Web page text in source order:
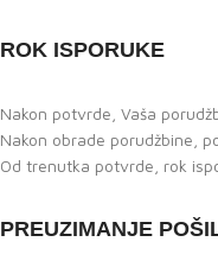
ROK ISPORUKE
Nakon potvrde, Vaša
Nakon obrade porudžbine,
Od trenutka potvrde, rok
PREUZIMANJE